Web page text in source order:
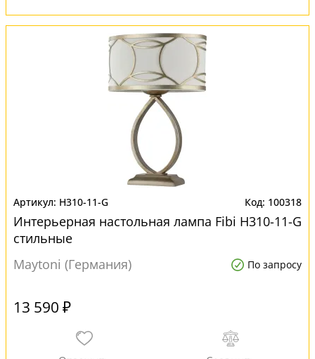
H310-11-G 100318
Интерьерная настольная лампа Fibi H310-11-G
стильные
Maytoni (Германия)
По запросу
13 590 ₽